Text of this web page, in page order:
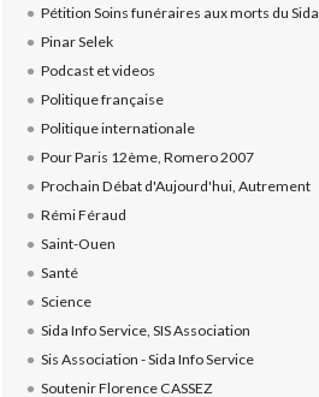
Pétition Soins funéraires aux morts du Sida
Pinar Selek
Podcast et videos
Politique française
Politique internationale
Pour Paris 12ème, Romero 2007
Prochain Débat d'Aujourd'hui, Autrement
Rémi Féraud
Saint-Ouen
Santé
Science
Sida Info Service, SIS Association
Sis Association - Sida Info Service
Soutenir Florence CASSEZ